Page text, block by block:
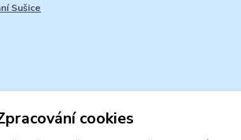
Sušice
cookies